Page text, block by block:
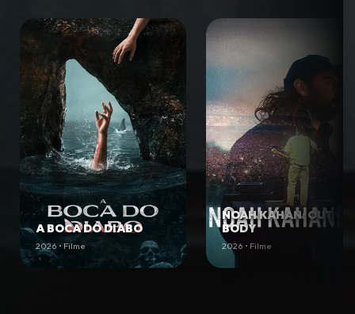
A BOCA DO DIABO
2026 • Filme
NOAH KAHAN: OUT OF
BODY
2026 • Filme